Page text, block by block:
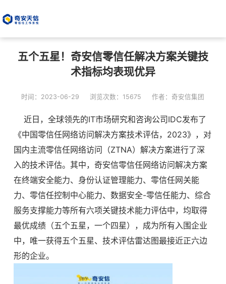
五个五星！奇安信零信任解决方案关键技
术指标均表现优异
时间：2023-06-29 浏览次数：15675 作者：奇安信集团
近日，全球领先的IT市场研究和咨询公司IDC发布了
《中国零信任网络访问解决方案技术评估，2023》，对
国内主流零信任网络访问（ZTNA）解决方案进行了深
入的技术评估。其中，奇安信零信任网络访问解决方案
在终端安全能力、身份认证管理能力、零信任网关能
力、零信任控制中心能力、数据安全-零信任能力、综合
服务支撑能力等所有六项关键技术能力评估中，均取得
最优成绩（五个五星，一个四星），成为所有入围企业
中，唯一获得五个五星、技术评估雷达图最接近正六边
形的企业。